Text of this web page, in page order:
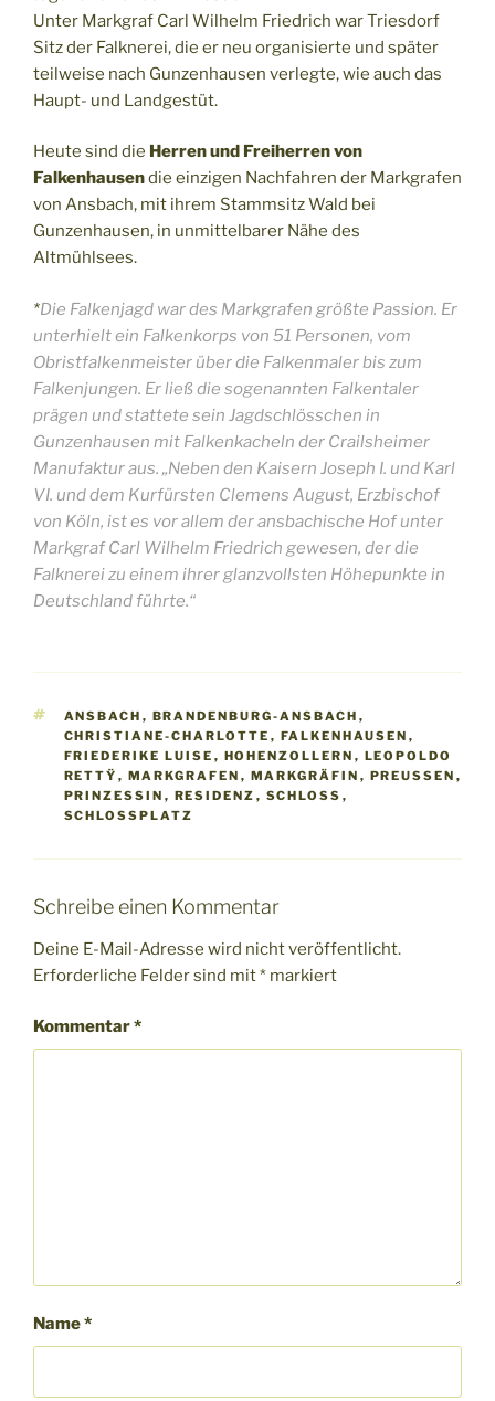
Unter Markgraf Carl Wilhelm Friedrich war Triesdorf
Sitz der Falknerei, die er neu organisierte und später
teilweise nach Gunzenhausen verlegte, wie auch das
Haupt- und Landgestüt.
Heute sind die Herren und Freiherren von
Falkenhausendie einzigen Nachfahren der Markgrafen
von Ansbach, mit ihrem Stammsitz Wald bei
Gunzenhausen, in unmittelbarer Nähe des
Altmühlsees.
*Die Falkenjagd war des Markgrafen größte Passion. Er
unterhielt ein Falkenkorps von 51 Personen, vom
Obristfalkenmeister über die Falkenmaler bis zum
Falkenjungen. Er ließ die sogenannten Falkentaler
prägen und stattete sein Jagdschlösschen in
Gunzenhausen mit Falkenkacheln der Crailsheimer
Manufaktur aus. „Neben den Kaisern Joseph I. und Karl
VI. und dem Kurfürsten Clemens August, Erzbischof
von Köln, ist es vor allem der ansbachische Hof unter
Markgraf Carl Wilhelm Friedrich gewesen, der die
Falknerei zu einem ihrer glanzvollsten Höhepunkte in
Deutschland führte.“
SCHLAGWÖRTER
ANSBACH , BRANDENBURG-ANSBACH ,
CHRISTIANE-CHARLOTTE , FALKENHAUSEN ,
FRIEDERIKE LUISE , HOHENZOLLERN , LEOPOLDO
RETTŸ , MARKGRAFEN , MARKGRÄFIN , PREUSSEN ,
PRINZESSIN , RESIDENZ , SCHLOSS ,
SCHLOSSPLATZ
Schreibe einen Kommentar
Deine E-Mail-Adresse wird nicht veröffentlicht.
Erforderliche Felder sind mit* markiert
Kommentar*
Name*